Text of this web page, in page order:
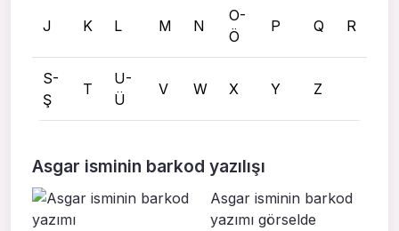
J K L M N
O-
Ö
P Q R
S-
Ş
T
U-
Ü
V W X Y Z
Asgar isminin barkod yazılışı
Asgar isminin barkod
yazımı görselde